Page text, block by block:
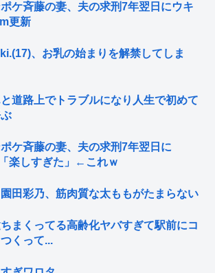
ポケ斉藤の妻、夫の求刑7年翌日にウキ
更新
、お乳の始まりを解禁してしま
道路上でトラブルになり人生で初めて
ポケ斉藤の妻、夫の求刑7年翌日に
楽しすぎた」←これｗ
園田彩乃、筋肉質な太ももがたまらない
まくってる高齢化ヤバすぎて駅前にコ
くって...